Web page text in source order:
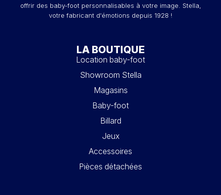
offrir des baby-foot personnalisables à votre image. Stella,
votre fabricant d'émotions depuis 1928 !
LA BOUTIQUE
Location baby-foot
Showroom Stella
Magasins
Baby-foot
Billard
Jeux
Accessoires
Pièces détachées